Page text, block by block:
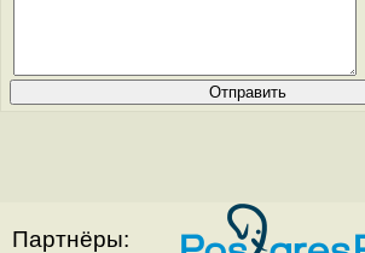
Партнёры: